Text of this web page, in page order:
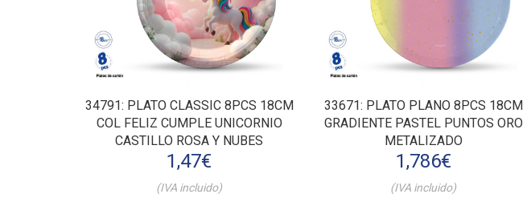
34791: PLATO CLASSIC 8PCS 18CM
COL FELIZ CUMPLE UNICORNIO
CASTILLO ROSA Y NUBES
1,47€
(IVA incluido)
33671: PLATO PLANO 8PCS 18CM
GRADIENTE PASTEL PUNTOS ORO
METALIZADO
1,786€
(IVA incluido)